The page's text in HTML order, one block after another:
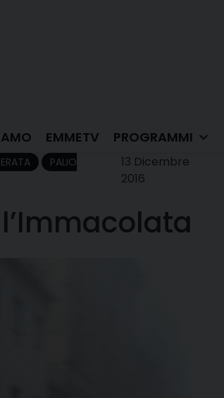
EMMETV PROGRAMMI
PALIO
13 Dicembre
2016